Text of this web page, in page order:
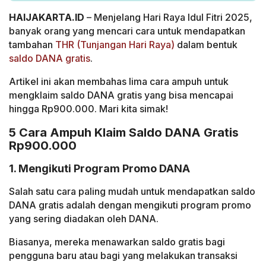
HAIJAKARTA.ID – Menjelang Hari Raya Idul Fitri 2025,
banyak orang yang mencari cara untuk mendapatkan
tambahan THR (Tunjangan Hari Raya) dalam bentuk
saldo DANA gratis.
Artikel ini akan membahas lima cara ampuh untuk
mengklaim saldo DANA gratis yang bisa mencapai
hingga Rp900.000. Mari kita simak!
5 Cara Ampuh Klaim Saldo DANA Gratis
Rp900.000
1. Mengikuti Program Promo DANA
Salah satu cara paling mudah untuk mendapatkan saldo
DANA gratis adalah dengan mengikuti program promo
yang sering diadakan oleh DANA.
Biasanya, mereka menawarkan saldo gratis bagi
pengguna baru atau bagi yang melakukan transaksi